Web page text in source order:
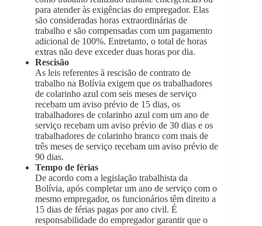
para atender às exigências do empregador. Elas
são consideradas horas extraordinárias de
trabalho e são compensadas com um pagamento
adicional de 100%. Entretanto, o total de horas
extras não deve exceder duas horas por dia.
Rescisão
As leis referentes à rescisão de contrato de
trabalho na Bolívia exigem que os trabalhadores
de colarinho azul com seis meses de serviço
recebam um aviso prévio de 15 dias, os
trabalhadores de colarinho azul com um ano de
serviço recebam um aviso prévio de 30 dias e os
trabalhadores de colarinho branco com mais de
três meses de serviço recebam um aviso prévio de
90 dias.
Tempo de férias
De acordo com a legislação trabalhista da
Bolívia, após completar um ano de serviço com o
mesmo empregador, os funcionários têm direito a
15 dias de férias pagas por ano civil. É
responsabilidade do empregador garantir que o